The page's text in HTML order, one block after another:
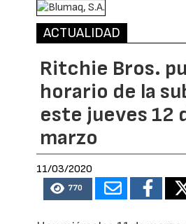
ACTUALIDAD
Ritchie Bros.
horario de la
este jueves 12
marzo
11/03/2020
770